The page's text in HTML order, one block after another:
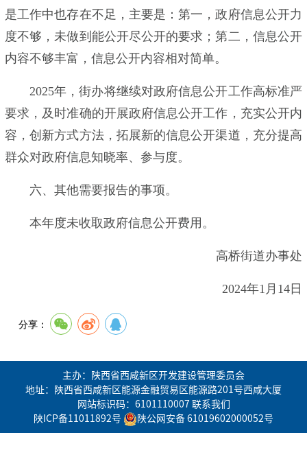
是工作中也存在不足，主要是：第一，政府信息公开力
度不够，未做到能公开尽公开的要求；第二，信息公开
内容不够丰富，信息公开内容相对简单。
2025年，街办将继续对政府信息公开工作高标准严
要求，及时准确的开展政府信息公开工作，充实公开内
容，创新方式方法，拓展新的信息公开渠道，充分提高
群众对政府信息知晓率、参与度。
六、其他需要报告的事项。
本年度未收取政府信息公开费用。
高桥街道办事处
2024年1月14日
分享：
主办：陕西省西咸新区开发建设管理委员会
地址：陕西省西咸新区能源金融贸易区能源路201号西咸大厦
网站标识码：6101110007 联系我们
陕ICP备11011892号
陕公网安备 61019602000052号